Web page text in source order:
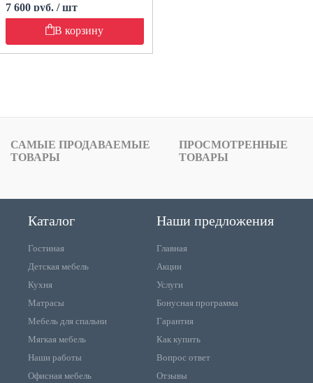
7 600 руб. / шт
В корзину
САМЫЕ ПРОДАВАЕМЫЕ
ТОВАРЫ
ПРОСМОТРЕННЫЕ
ТОВАРЫ
Каталог
Гостиная
Детская мебель
Кухня
Матрасы
Мебель для спальни
Мягкая мебель
Наши работы
Офисная мебель
Наши предложения
Главная
Акции
Услуги
Бонусная программа
Гарантия
Как купить
Вопрос ответ
Отзывы